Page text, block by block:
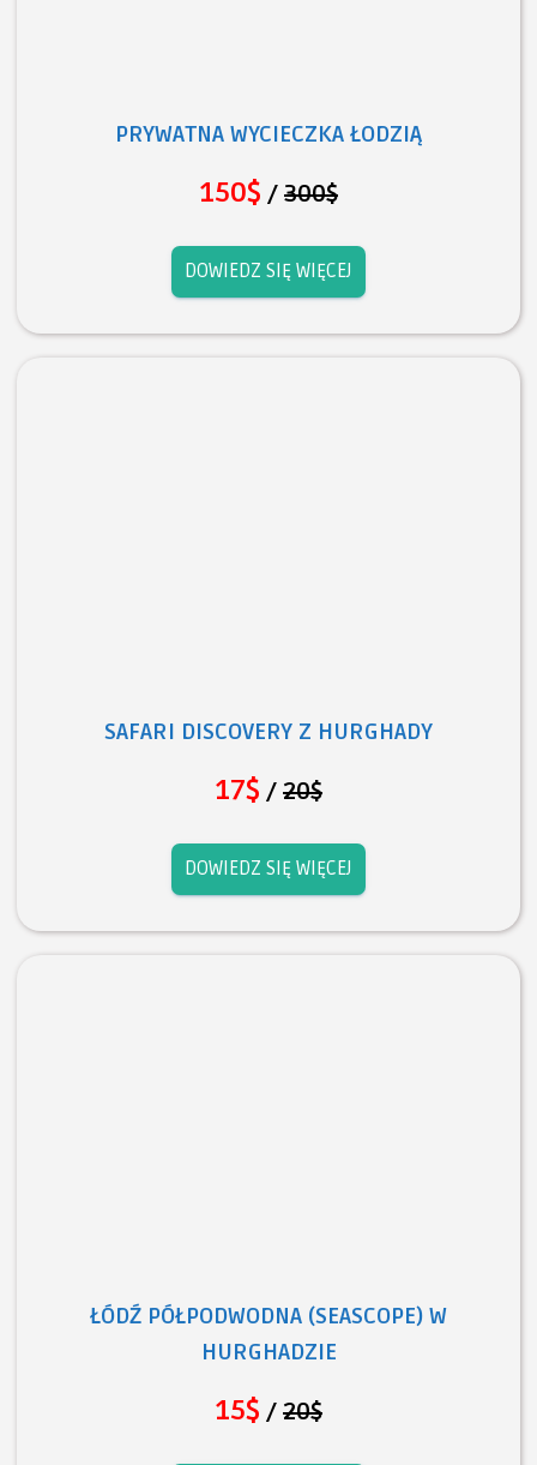
PRYWATNA WYCIECZKA ŁODZIĄ
150$ / 300$
DOWIEDZ SIĘ WIĘCEJ
SAFARI DISCOVERY Z HURGHADY
17$ / 20$
DOWIEDZ SIĘ WIĘCEJ
ŁÓDŹ PÓŁPODWODNA (SEASCOPE) W
HURGHADZIE
15$ / 20$